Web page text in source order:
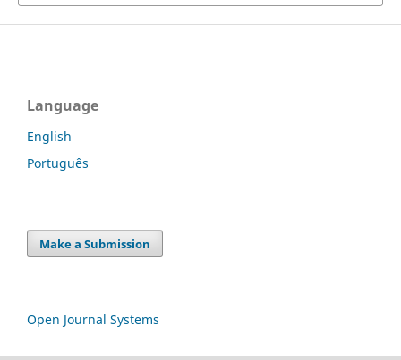
Language
English
Português
Make a Submission
Open Journal Systems